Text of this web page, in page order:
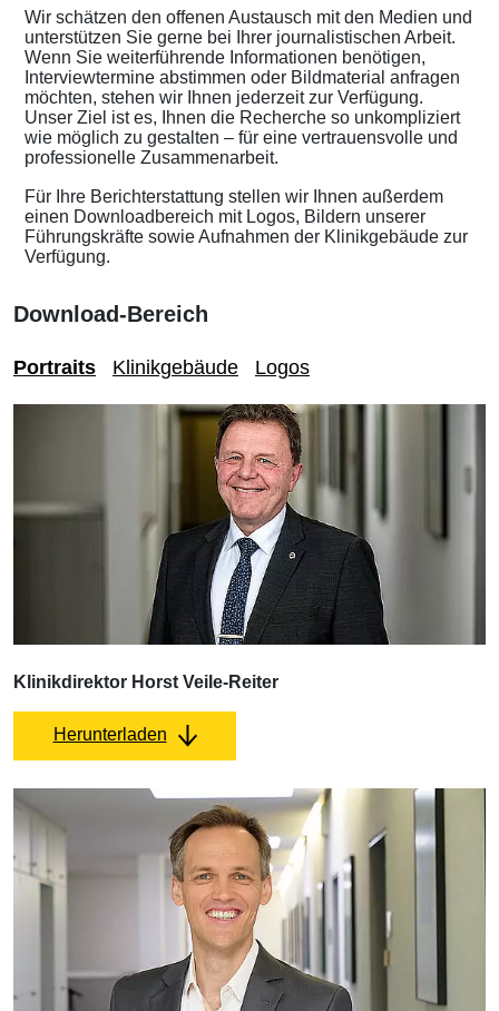
Wir schätzen den offenen Austausch mit den Medien und
unterstützen Sie gerne bei Ihrer journalistischen Arbeit.
Wenn Sie weiterführende Informationen benötigen,
Interviewtermine abstimmen oder Bildmaterial anfragen
möchten, stehen wir Ihnen jederzeit zur Verfügung.
Unser Ziel ist es, Ihnen die Recherche so unkompliziert
wie möglich zu gestalten – für eine vertrauensvolle und
professionelle Zusammenarbeit.
Für Ihre Berichterstattung stellen wir Ihnen außerdem
einen Downloadbereich mit Logos, Bildern unserer
Führungskräfte sowie Aufnahmen der Klinikgebäude zur
Verfügung.
Download-Bereich
Portraits Klinikgebäude Logos
Klinikdirektor Horst Veile-Reiter
Herunterladen